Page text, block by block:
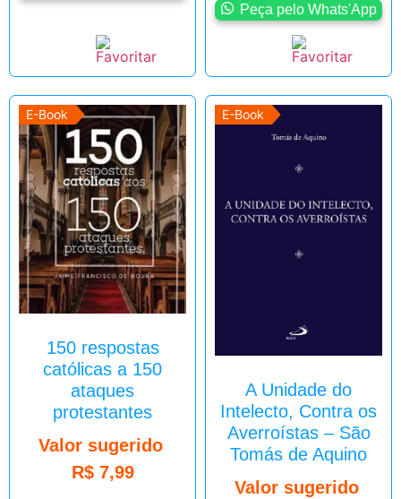
Peça pelo Whats'App
E-Book
150 respostas
católicas a 150
ataques
protestantes
Valor sugerido
R$7,99
E-Book
A Unidade do
Intelecto, Contra os
Averroístas – São
Tomás de Aquino
Valor sugerido